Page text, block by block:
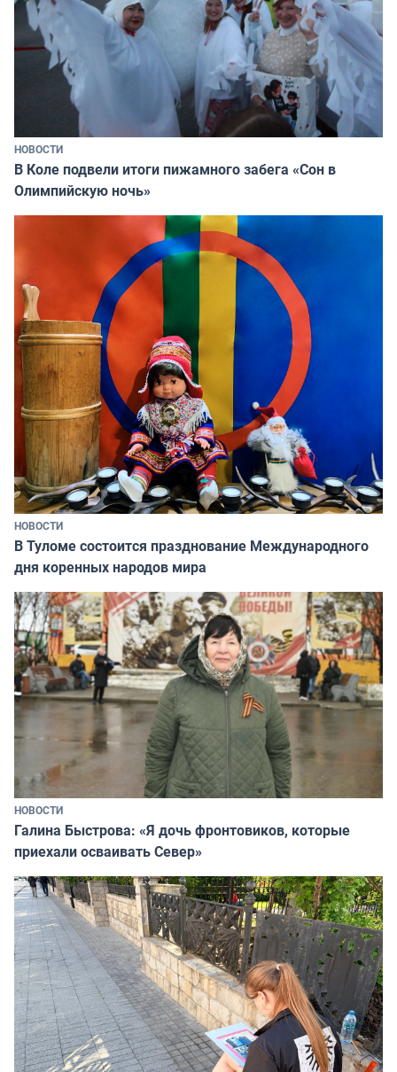
НОВОСТИ
В Коле подвели итоги пижамного забега «Сон в
Олимпийскую ночь»
НОВОСТИ
В Туломе состоится празднование Международного
дня коренных народов мира
НОВОСТИ
Галина Быстрова: «Я дочь фронтовиков, которые
приехали осваивать Север»